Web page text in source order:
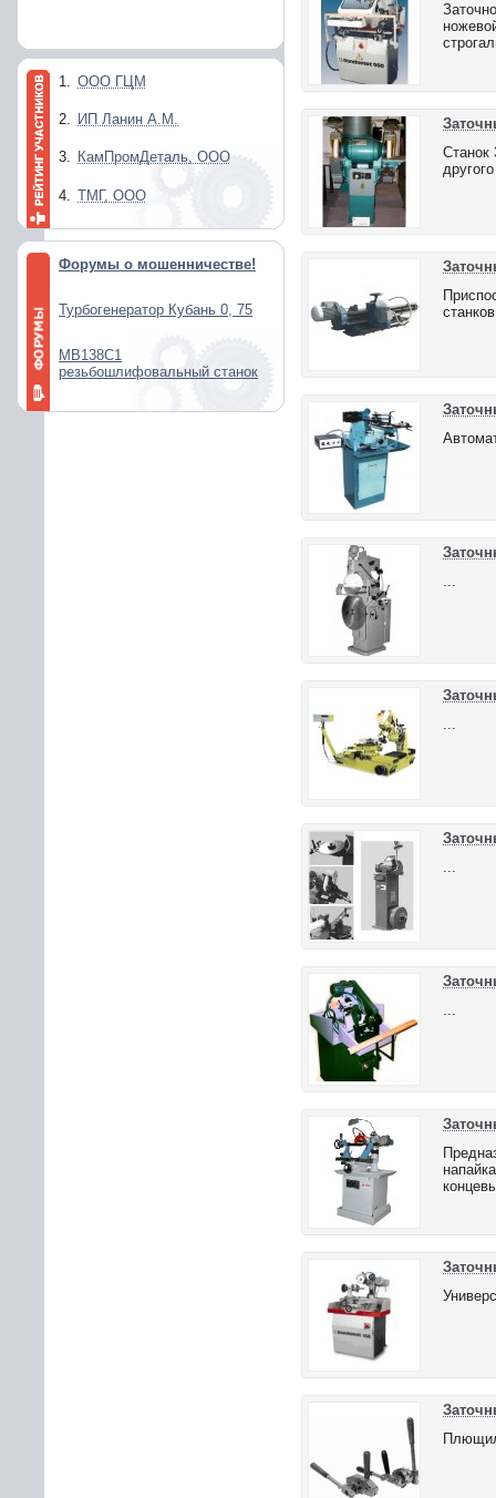
1. ООО ГЦМ
2. ИП Ланин А.М.
3. КамПромДеталь, ООО
4. ТМГ, ООО
Форумы о мошенничестве!
Турбогенератор Кубань 0, 75
МВ138С1
резьбошлифовальный станок
Станок
...
...
...
...